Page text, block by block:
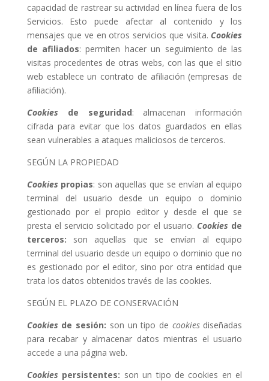
capacidad de rastrear su actividad en línea fuera de los
Servicios. Esto puede afectar al contenido y los
mensajes que ve en otros servicios que visita. Cookies
de afiliados: permiten hacer un seguimiento de las
visitas procedentes de otras webs, con las que el sitio
web establece un contrato de afiliación (empresas de
afiliación).
Cookies de seguridad: almacenan información
cifrada para evitar que los datos guardados en ellas
sean vulnerables a ataques maliciosos de terceros.
SEGÚN LA PROPIEDAD
Cookies propias: son aquellas que se envían al equipo
terminal del usuario desde un equipo o dominio
gestionado por el propio editor y desde el que se
presta el servicio solicitado por el usuario. Cookies de
terceros: son aquellas que se envían al equipo
terminal del usuario desde un equipo o dominio que no
es gestionado por el editor, sino por otra entidad que
trata los datos obtenidos través de las cookies.
SEGÚN EL PLAZO DE CONSERVACIÓN
Cookies de sesión: son un tipo de cookies diseñadas
para recabar y almacenar datos mientras el usuario
accede a una página web.
Cookies persistentes: son un tipo de cookies en el